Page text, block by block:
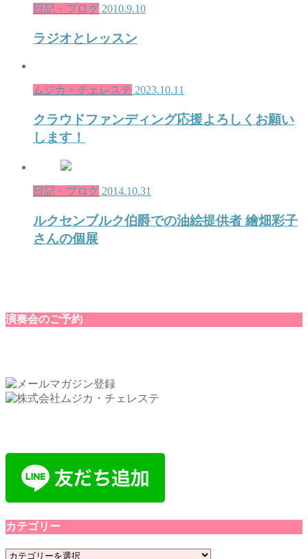
日記・ブログ 2010.9.10
ラジオとレッスン
ムジカ・チェレステ 2023.10.11
クラウドファンディング応援よろしくお願い
します！
日記・ブログ 2014.10.31
ルクセンブルク伯爵での油絵提供者 繪畑彩子
さんの個展
演奏会のご予約
カテゴリー
カ